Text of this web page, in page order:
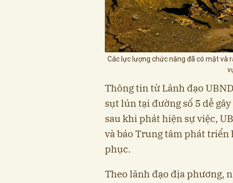
Các lực lượng chức năng đã có mặt và
Thông tin từ Lãnh đạo
sụt lún tại đường số 5 dễ
sau khi phát hiện sự việc,
và báo Trung tâm phát triển
phục.
Theo lãnh đạo địa phương,